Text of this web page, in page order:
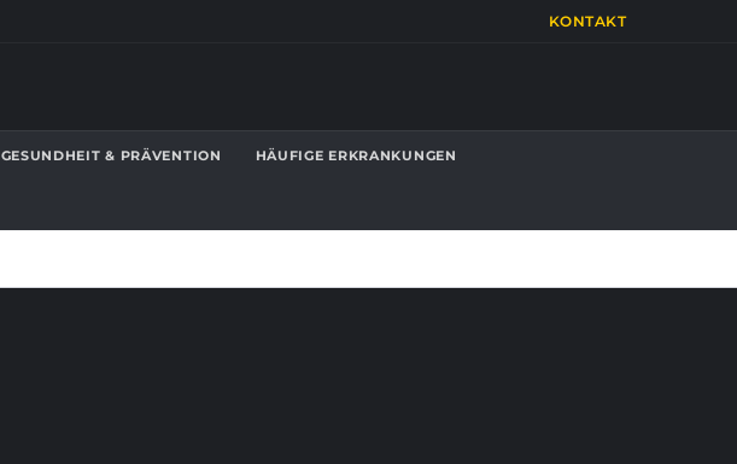
KONTAKT
GESUNDHEIT & PRÄVENTION HÄUFIGE ERKRANKUNGEN